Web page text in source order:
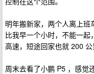
明年搬新家，两个人离上
比我早一个小时，不能一
高速，短途回家也就 200 公
周末去看了小鹏 P5 ，感觉